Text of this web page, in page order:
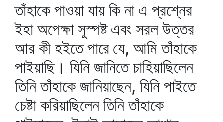
তাঁহাকে পাওয়া যায় কি না এ প্রশ্নের
ইহা অপেক্ষা সুস্পষ্ট এবং সরল উত্তর
আর কী হইতে পারে যে, আমি তাঁহাকে
পাইয়াছি। যিনি জানিতে চাহিয়াছিলেন
তিনি তাঁহাকে জানিয়াছেন, যিনি পাইতে
চেষ্টা করিয়াছিলেন তিনি তাঁহাকে